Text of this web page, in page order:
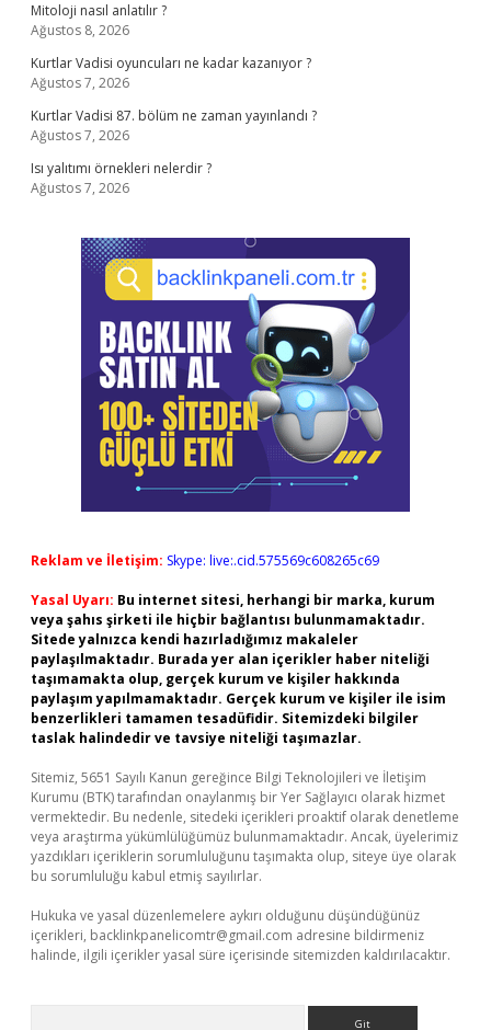
Mitoloji nasıl anlatılır ?
Ağustos 8, 2026
Kurtlar Vadisi oyuncuları ne kadar kazanıyor ?
Ağustos 7, 2026
Kurtlar Vadisi 87. bölüm ne zaman yayınlandı ?
Ağustos 7, 2026
Isı yalıtımı örnekleri nelerdir ?
Ağustos 7, 2026
Reklam ve İletişim: Skype: live:.cid.575569c608265c69
Yasal Uyarı: Bu internet sitesi, herhangi bir marka, kurum
veya şahıs şirketi ile hiçbir bağlantısı bulunmamaktadır.
Sitede yalnızca kendi hazırladığımız makaleler
paylaşılmaktadır. Burada yer alan içerikler haber niteliği
taşımamakta olup, gerçek kurum ve kişiler hakkında
paylaşım yapılmamaktadır. Gerçek kurum ve kişiler ile isim
benzerlikleri tamamen tesadüfidir. Sitemizdeki bilgiler
taslak halindedir ve tavsiye niteliği taşımazlar.
Sitemiz, 5651 Sayılı Kanun gereğince Bilgi Teknolojileri ve İletişim
Kurumu (BTK) tarafından onaylanmış bir Yer Sağlayıcı olarak hizmet
vermektedir. Bu nedenle, sitedeki içerikleri proaktif olarak denetleme
veya araştırma yükümlülüğümüz bulunmamaktadır. Ancak, üyelerimiz
yazdıkları içeriklerin sorumluluğunu taşımakta olup, siteye üye olarak
bu sorumluluğu kabul etmiş sayılırlar.
Hukuka ve yasal düzenlemelere aykırı olduğunu düşündüğünüz
içerikleri, backlinkpanelicomtr@gmail.com adresine bildirmeniz
halinde, ilgili içerikler yasal süre içerisinde sitemizden kaldırılacaktır.